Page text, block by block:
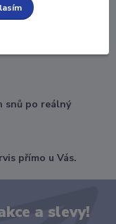
snů po reálný
přímo u Vás.
a slevy!